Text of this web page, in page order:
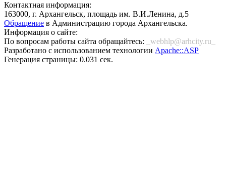
Контактная информация:
163000, г. Архангельск, площадь им. В.И.Ленина, д.5
Обращение в Администрацию города Архангельска.
Информация о сайте:
По вопросам работы сайта обращайтесь:
_webhlp@arhcity.ru_
Разработано с использованием технологии Apache::ASP
Генерация страницы: 0.031 сек.